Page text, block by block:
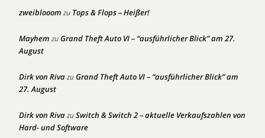
zweiblooom zu Tops & Flops – Heißer!
Mayhem zuGrand Theft Auto VI – “ausführlicher Blick” am 27.
August
Dirk von RivazuGrand Theft Auto VI – “ausführlicher Blick” am
27. August
Dirk von RivazuSwitch & Switch 2 – aktuelle Verkaufszahlen von
Hard- und Software